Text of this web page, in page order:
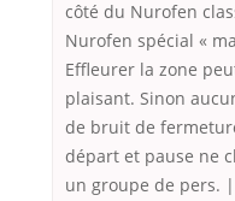
côté du Nurofen
Nurofen spécial «
Effleurer la zone
plaisant. Sinon
de bruit de
départ et pause ne
un groupe de pers.